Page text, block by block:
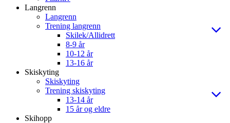
Langrenn
Langrenn
Trening langrenn
Skilek/Allidrett
8-9 år
10-12 år
13-16 år
Skiskyting
Skiskyting
Trening skiskyting
13-14 år
15 år og eldre
Skihopp